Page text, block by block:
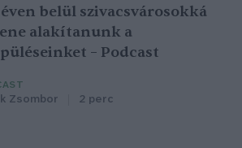
belül szivacsvárosokká
alakítanunk a
– Podcast
Zsombor 2 perc